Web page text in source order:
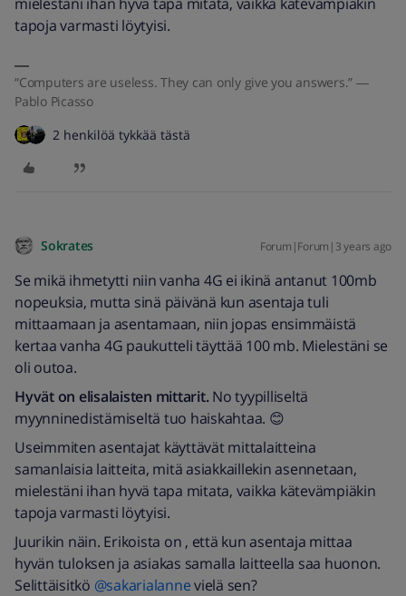
tapoja varmasti löytyisi.
“Computers are useless. They can only give you answers.” ―
Pablo Picasso
2 henkilöä tykkää tästä
Sokrates Forum|Forum|3 years ago
Se mikä ihmetytti niin vanha 4G ei ikinä antanut 100mb
nopeuksia, mutta sinä päivänä kun asentaja tuli
mittaamaan ja asentamaan, niin jopas ensimmäistä
kertaa vanha 4G paukutteli täyttää 100 mb. Mielestäni se
oli outoa.
Hyvät on elisalaisten mittarit.No tyypilliseltä
myynninedistämiseltä tuo haiskahtaa. 😊
Useimmiten asentajat käyttävät mittalaitteina
samanlaisia laitteita, mitä asiakkaillekin asennetaan,
mielestäni ihan hyvä tapa mitata, vaikka kätevämpiäkin
tapoja varmasti löytyisi.
Juurikin näin. Erikoista on , että kun asentaja mittaa
hyvän tuloksen ja asiakas samalla laitteella saa huonon.
Selittäisitkö @sakarialannevielä sen?